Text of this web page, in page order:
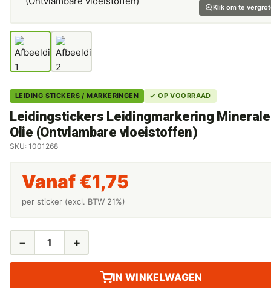
Klik om te
LEIDING STICKERS / MARKERINGEN ✓ OP VOORRAAD
Leidingstickers Leidingmarkering Minerale
Olie (Ontvlambare vloeistoffen)
SKU: 1001268
Vanaf €1,75
per sticker (excl. BTW 21%)
LEIDINGSTICKERS
− +
IN WINKELWAGEN